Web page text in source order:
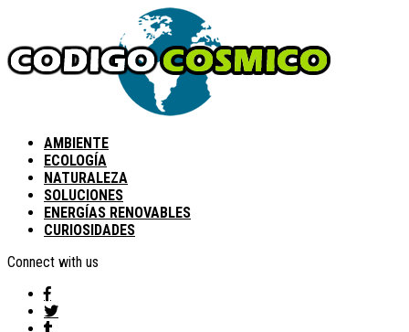
AMBIENTE
ECOLOGÍA
NATURALEZA
SOLUCIONES
ENERGÍAS RENOVABLES
CURIOSIDADES
Connect with us